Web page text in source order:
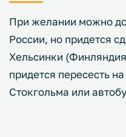
При желании можно
России, но придется
Хельсинки
придется пересесть
Стокгольма или